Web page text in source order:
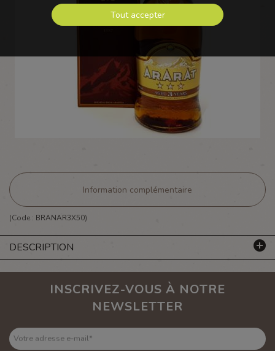
Information complémentaire
(Code : BRANAR3X50)
DESCRIPTION
Tout accepter
INSCRIVEZ-VOUS À NOTRE
NEWSLETTER
Votre adresse e-mail*